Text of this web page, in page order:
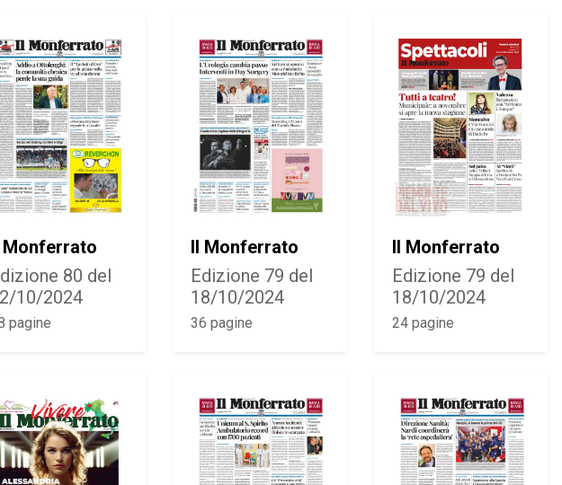
Monferrato
80 del
10/2024
pagine
Il Monferrato
Edizione 79 del
18/10/2024
36 pagine
Il Monferrato
Edizione 79 del
18/10/2024
24 pagine